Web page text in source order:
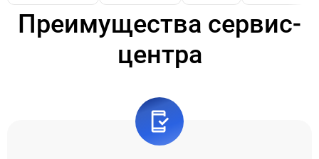
Преимущества сервис-
центра